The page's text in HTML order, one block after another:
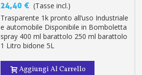
24,40 € (Tasse incl.)
Trasparente 1k pronto all’uso Industriale
e automobile Disponibile in Bomboletta
spray 400 ml barattolo 250 ml barattolo
1 Litro bidone 5L
Aggiungi Al Carrello